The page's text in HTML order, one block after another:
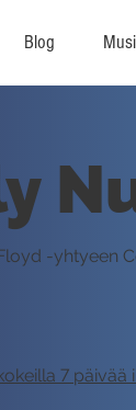
Blog
-
7 päivää